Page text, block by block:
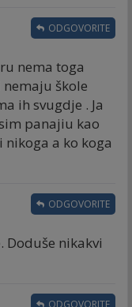
nema toga
škole
ih svugdje . Ja
panajiu kao
a ko koga
ODGOVORITE
Doduše nikakvi
ODGOVORITE
ODGOVORITE